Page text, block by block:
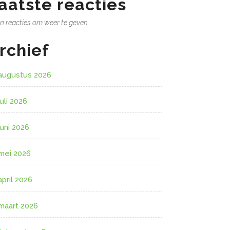
reacties
reacties om weer te geven.
2026
2026
2026
2026
2026
2026